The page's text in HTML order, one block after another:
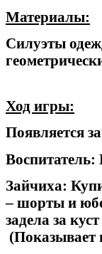
Материалы:
Силуэты
Ход игры:
Появляется
Зайчиха:
– шорты и
задела за